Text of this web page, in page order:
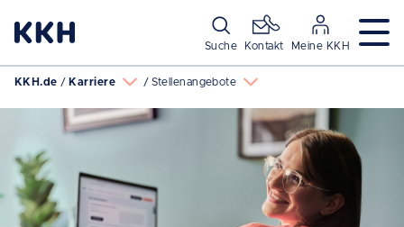
Suche Kontakt Meine KKH
KKH.de Karriere Stellenangebote